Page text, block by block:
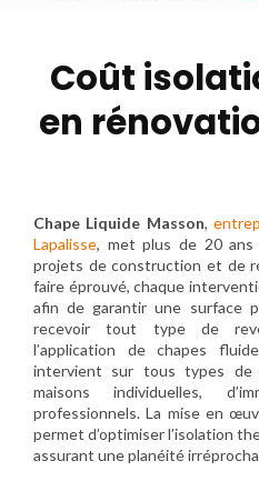
Coût
en
Chape Liquide Masson,
Lapalisse, met plus de 20 ans
projets de construction et de
faire éprouvé, chaque
afin de garantir une surface
recevoir tout type de
l’application de chapes
intervient sur tous types de
maisons individuelles,
professionnels. La mise en
permet d’optimiser l’isolation
assurant une planéité